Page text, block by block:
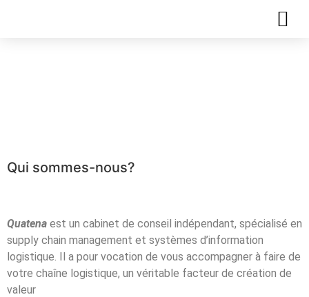
Qui sommes-nous?
Quatena est un cabinet de conseil indépendant, spécialisé en
supply chain management et systèmes d’information
logistique. Il a pour vocation de vous accompagner à faire de
votre chaîne logistique, un véritable facteur de création de
valeur